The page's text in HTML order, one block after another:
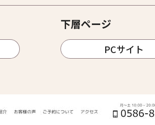
下層ページ
PCサイト